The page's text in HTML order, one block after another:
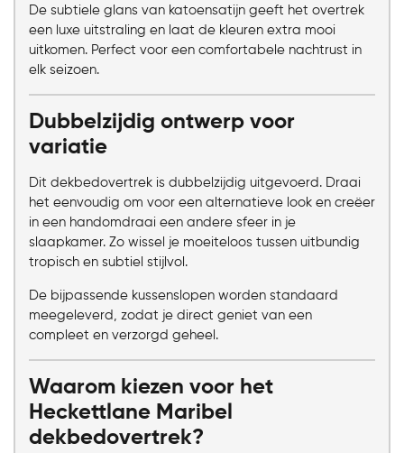
De subtiele glans van katoensatijn geeft het overtrek
een luxe uitstraling en laat de kleuren extra mooi
uitkomen. Perfect voor een comfortabele nachtrust in
elk seizoen.
Dubbelzijdig ontwerp voor
variatie
Dit dekbedovertrek is dubbelzijdig uitgevoerd. Draai
het eenvoudig om voor een alternatieve look en creëer
in een handomdraai een andere sfeer in je
slaapkamer. Zo wissel je moeiteloos tussen uitbundig
tropisch en subtiel stijlvol.
De bijpassende kussenslopen worden standaard
meegeleverd, zodat je direct geniet van een
compleet en verzorgd geheel.
Waarom kiezen voor het
Heckettlane Maribel
dekbedovertrek?